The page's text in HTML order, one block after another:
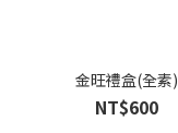
金旺禮盒(全素)
NT$600